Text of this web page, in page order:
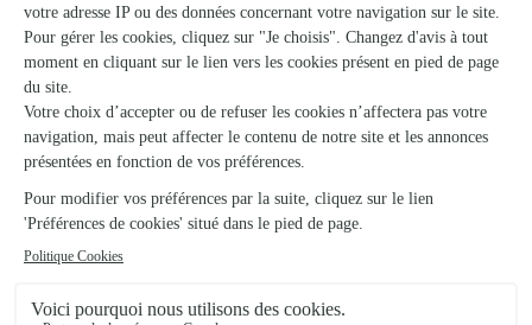
Lilabulle
★ ★ ★
C. Cial Super U Avenue Maréchal de Lattre de Tassigny
Voir la boutique
Ils ont fait livrer des fleurs ou une plante à